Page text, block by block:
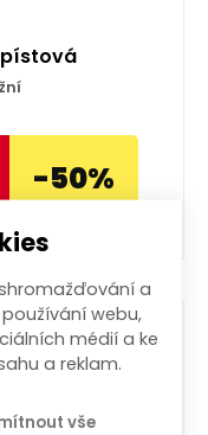
-50%
a
webu,
médií a ke
a reklam.
vše